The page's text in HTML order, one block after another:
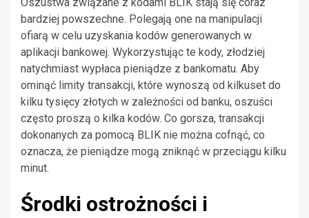
bardziej powszechne. Polegają one na manipulacji
ofiarą w celu uzyskania kodów generowanych w
aplikacji bankowej. Wykorzystując te kody, złodziej
natychmiast wypłaca pieniądze z bankomatu. Aby
ominąć limity transakcji, które wynoszą od kilkuset do
kilku tysięcy złotych w zależności od banku, oszuści
często proszą o kilka kodów. Co gorsza, transakcji
dokonanych za pomocą BLIK nie można cofnąć, co
oznacza, że pieniądze mogą zniknąć w przeciągu kilku
minut.
Środki ostrożności i